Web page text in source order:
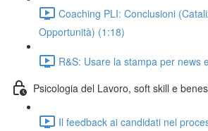
Coaching PLI: Conclusioni
Opportunità) (1:18)
R&S: Usare la stampa per news
Psicologia del Lavoro, soft skill e
Il feedback ai candidati nel